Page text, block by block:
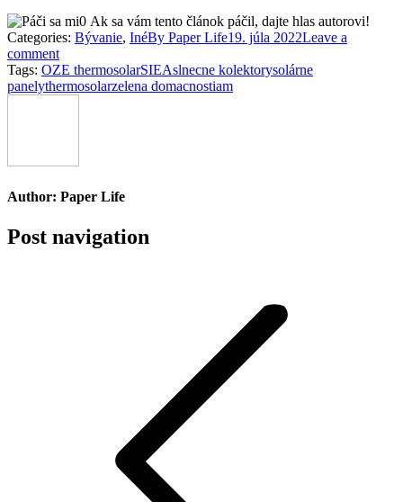
0 Ak sa vám tento článok páčil, dajte hlas autorovi!
Categories: Bývanie, InéBy Paper Life19. júla 2022Leave a
comment
Tags: OZE thermosolarSIEAslnecne kolektorysolárne
panelythermosolarzelena domacnostiam
Author: Paper Life
Post navigation